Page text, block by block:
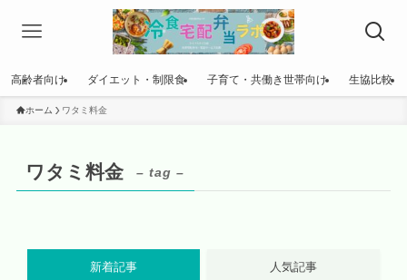
高齢者向け ダイエット・制限食 子育て・共働き世帯向け 生協比較
ホーム ワタミ料金
ワタミ料金 – tag –
新着記事 人気記事